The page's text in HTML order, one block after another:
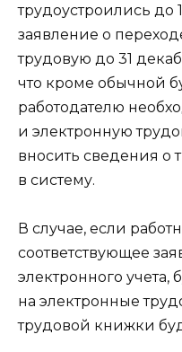
трудоустроились до
заявление о
трудовую до 31
что кроме обычной
работодателю
и электронную
вносить сведения о
в систему.
В случае, если
соответствующее
электронного учета,
на электронные
трудовой книжки